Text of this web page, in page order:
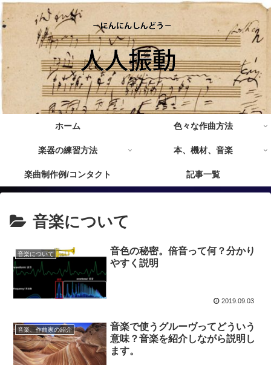
ホーム 色々な作曲方法
楽器の練習方法 本、機材、音楽
楽曲制作例/コンタクト 記事一覧
音楽について
音楽について
音色の秘密。倍音って何？分かり
やすく説明
2019.09.03
音楽、作曲家の紹介
音楽で使うグルーヴってどういう
意味？音楽を紹介しながら説明し
ます。